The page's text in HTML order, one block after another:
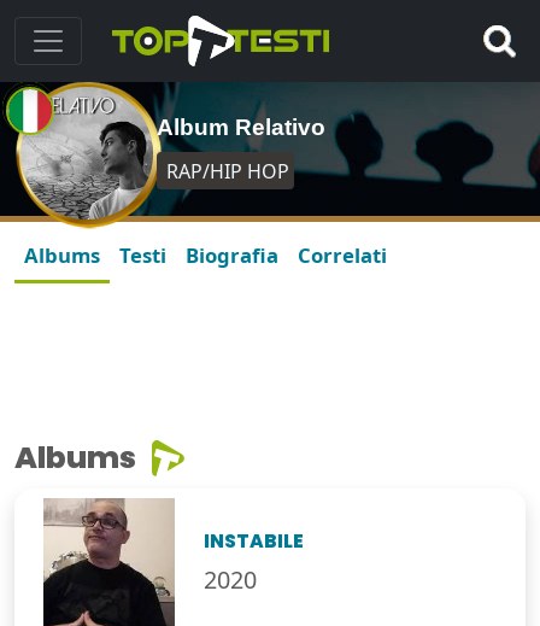
Album Relativo
RAP/HIP HOP
Albums Testi Biografia Correlati
Albums
INSTABILE
2020